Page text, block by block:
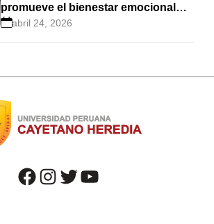
promueve el bienestar emocional
estudiantil
abril 24, 2026
facebook instagram twitter youtube